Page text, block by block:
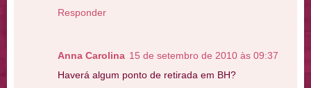
Responder
Anna Carolina 15 de setembro de 2010 às 09:37
Haverá algum ponto de retirada em BH?